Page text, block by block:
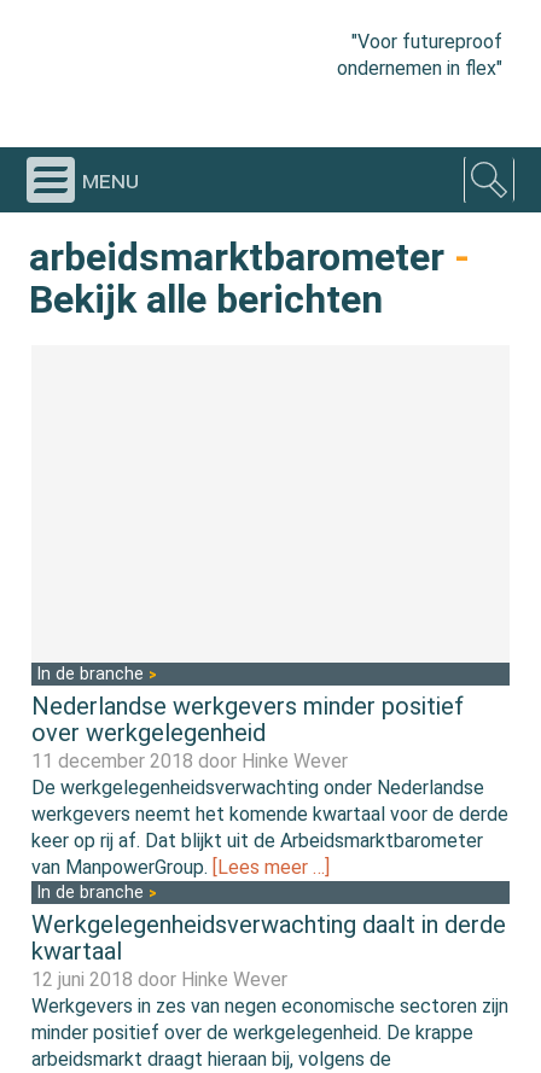
"Voor futureproof
ondernemen in flex"
menu
arbeidsmarktbarometer -
Bekijk alle berichten
In de branche
Nederlandse werkgevers minder positief
over werkgelegenheid
11 december 2018 door Hinke Wever
De werkgelegenheidsverwachting onder Nederlandse
werkgevers neemt het komende kwartaal voor de derde
keer op rij af. Dat blijkt uit de Arbeidsmarktbarometer
van ManpowerGroup.
[Lees meer …]
In de branche
Werkgelegenheidsverwachting daalt in derde
kwartaal
12 juni 2018 door Hinke Wever
Werkgevers in zes van negen economische sectoren zijn
minder positief over de werkgelegenheid. De krappe
arbeidsmarkt draagt hieraan bij, volgens de